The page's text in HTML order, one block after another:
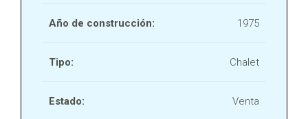
Año de construcción: 1975
Tipo: Chalet
Estado: Venta